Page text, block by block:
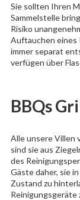
Sie sollten Ihren
Sammelstelle
Risiko
Auftauchen eines
immer separat
verfügen über
BBQs
Alle unsere Villen
sind sie aus
des
Gäste daher, sie
Zustand zu
Reinigungsgeräte